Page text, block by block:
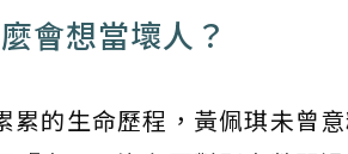
會想當壞人？
累的生命歷程，黃佩琪未曾